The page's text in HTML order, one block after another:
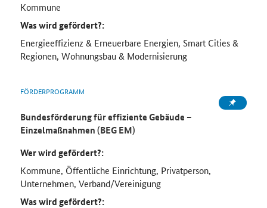
Kommune
Was wird gefördert?:
Energieeffizienz & Erneuerbare Energien, Smart Cities &
Regionen, Wohnungsbau & Modernisierung
FÖRDERPROGRAMM
Bundesförderung für effiziente Gebäude –
Einzelmaßnahmen (BEG EM)
Wer wird gefördert?:
Kommune, Öffentliche Einrichtung, Privatperson,
Unternehmen, Verband/Vereinigung
Was wird gefördert?: